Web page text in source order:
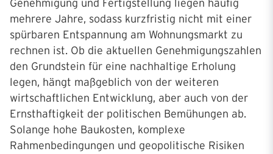
Genehmigung und Fertigstellung liegen häufig
mehrere Jahre, sodass kurzfristig nicht mit einer
spürbaren Entspannung am Wohnungsmarkt zu
rechnen ist. Ob die aktuellen Genehmigungszahlen
den Grundstein für eine nachhaltige Erholung
legen, hängt maßgeblich von der weiteren
wirtschaftlichen Entwicklung, aber auch von der
Ernsthaftigkeit der politischen Bemühungen ab.
Solange hohe Baukosten, komplexe
Rahmenbedingungen und geopolitische Risiken